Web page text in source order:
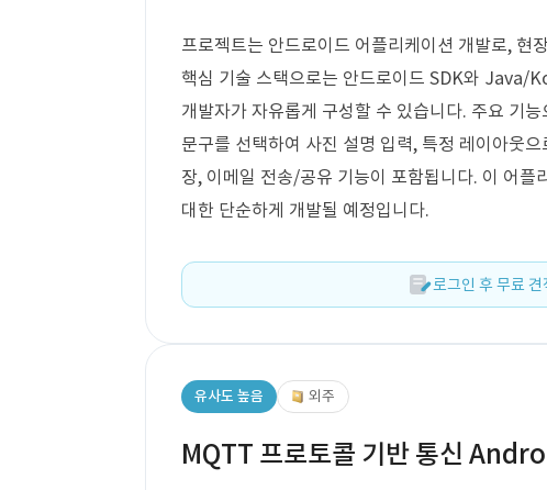
프로젝트는 안드로이드 어플리케이션 개발로, 현
핵심 기술 스택으로는 안드로이드 SDK와 Java/
개발자가 자유롭게 구성할 수 있습니다. 주요 기
문구를 선택하여 사진 설명 입력, 특정 레이아웃
장, 이메일 전송/공유 기능이 포함됩니다. 이 어플
대한 단순하게 개발될 예정입니다.
로그인 후 무료
유사도 높음 외주
MQTT 프로토콜 기반 통신